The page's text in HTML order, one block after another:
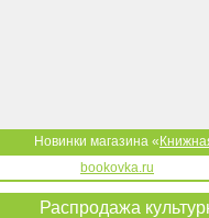
Новинки магазина «
bookovka.ru
Распродажа